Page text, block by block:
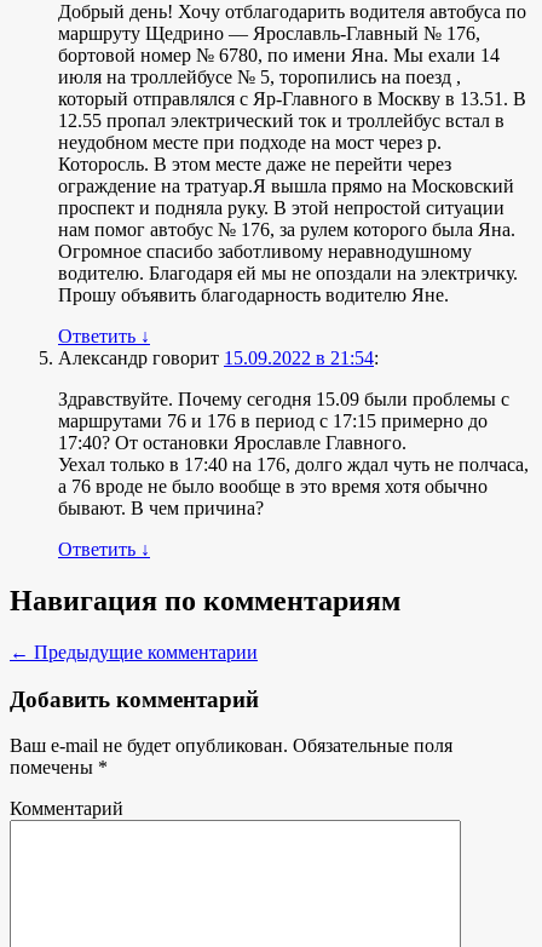
Добрый день! Хочу отблагодарить водителя автобуса по
маршруту Щедрино — Ярославль-Главный № 176,
бортовой номер № 6780, по имени Яна. Мы ехали 14
июля на троллейбусе № 5, торопились на поезд ,
который отправлялся с Яр-Главного в Москву в 13.51. В
12.55 пропал электрический ток и троллейбус встал в
неудобном месте при подходе на мост через р.
Которосль. В этом месте даже не перейти через
ограждение на тратуар.Я вышла прямо на Московский
проспект и подняла руку. В этой непростой ситуации
нам помог автобус № 176, за рулем которого была Яна.
Огромное спасибо заботливому неравнодушному
водителю. Благодаря ей мы не опоздали на электричку.
Прошу объявить благодарность водителю Яне.
Ответить ↓
Александр говорит 15.09.2022 в 21:54:
Здравствуйте. Почему сегодня 15.09 были проблемы с
маршрутами 76 и 176 в период с 17:15 примерно до
17:40? От остановки Ярославле Главного.
Уехал только в 17:40 на 176, долго ждал чуть не полчаса,
а 76 вроде не было вообще в это время хотя обычно
бывают. В чем причина?
Ответить ↓
Навигация по комментариям
← Предыдущие комментарии
Добавить комментарий
Ваш e-mail не будет опубликован. Обязательные поля
помечены *
Комментарий